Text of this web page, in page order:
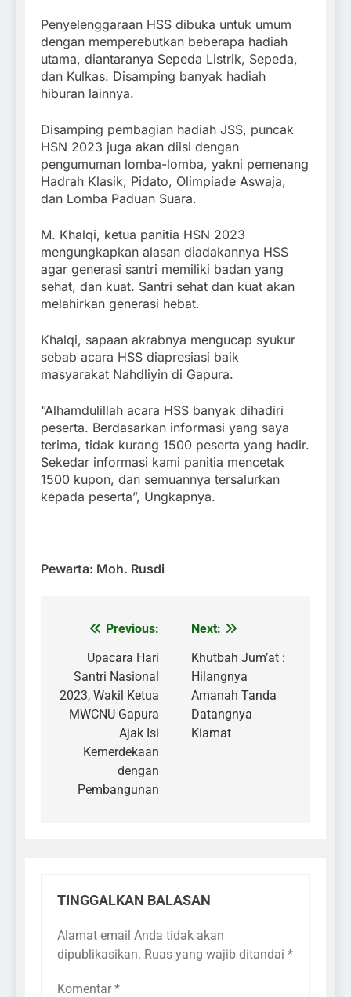
Penyelenggaraan HSS dibuka untuk umum
dengan memperebutkan beberapa hadiah
utama, diantaranya Sepeda Listrik, Sepeda,
dan Kulkas. Disamping banyak hadiah
hiburan lainnya.
Disamping pembagian hadiah JSS, puncak
HSN 2023 juga akan diisi dengan
pengumuman lomba-lomba, yakni pemenang
Hadrah Klasik, Pidato, Olimpiade Aswaja,
dan Lomba Paduan Suara.
M. Khalqi, ketua panitia HSN 2023
mengungkapkan alasan diadakannya HSS
agar generasi santri memiliki badan yang
sehat, dan kuat. Santri sehat dan kuat akan
melahirkan generasi hebat.
Khalqi, sapaan akrabnya mengucap syukur
sebab acara HSS diapresiasi baik
masyarakat Nahdliyin di Gapura.
“Alhamdulillah acara HSS banyak dihadiri
peserta. Berdasarkan informasi yang saya
terima, tidak kurang 1500 peserta yang hadir.
Sekedar informasi kami panitia mencetak
1500 kupon, dan semuannya tersalurkan
kepada peserta”, Ungkapnya.
Pewarta: Moh. Rusdi
NavigasiPrevious:
Upacara Hari
Santri Nasional
2023, Wakil Ketua
MWCNU Gapura
Ajak Isi
Kemerdekaan
dengan
Pembangunan
Next:
Khutbah Jum’at :
Hilangnya
Amanah Tanda
Datangnya
Kiamat
TINGGALKAN BALASAN
Alamat email Anda tidak akan
dipublikasikan. Ruas yang wajib ditandai *
Komentar *